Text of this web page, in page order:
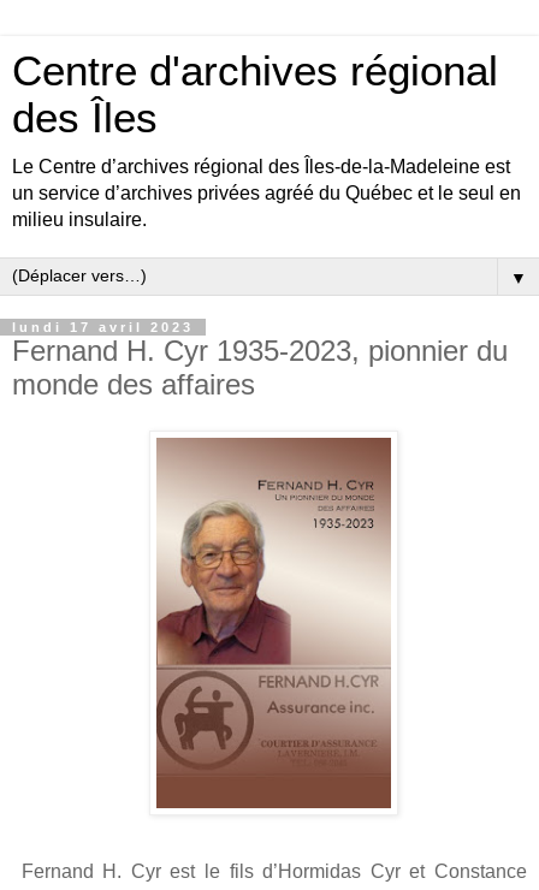
Centre d'archives régional
des Îles
Le Centre d’archives régional des Îles-de-la-Madeleine est
un service d’archives privées agréé du Québec et le seul en
milieu insulaire.
▼
lundi 17 avril 2023
Fernand H. Cyr 1935-2023, pionnier du
monde des affaires
Fernand H. Cyr est le fils d’Hormidas Cyr et Constance